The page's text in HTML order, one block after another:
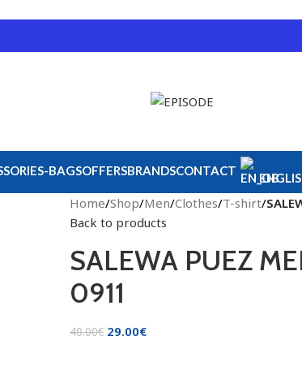
BAGSOFFERSBRANDSCONTACT
Home/Shop/Men/Clothes/T-shirt/
Back to products
SALEWA PUEZ
0911
40.00€ 29.00€